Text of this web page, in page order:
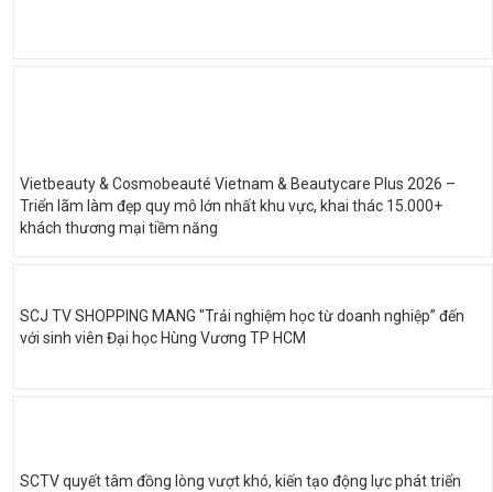
Vietbeauty & Cosmobeauté Vietnam & Beautycare Plus 2026 –
Triển lãm làm đẹp quy mô lớn nhất khu vực, khai thác 15.000+
khách thương mại tiềm năng
SCJ TV SHOPPING MANG "Trải nghiệm học từ doanh nghiệp” đến
với sinh viên Đại học Hùng Vương TP HCM
SCTV quyết tâm đồng lòng vượt khó, kiến tạo động lực phát triển